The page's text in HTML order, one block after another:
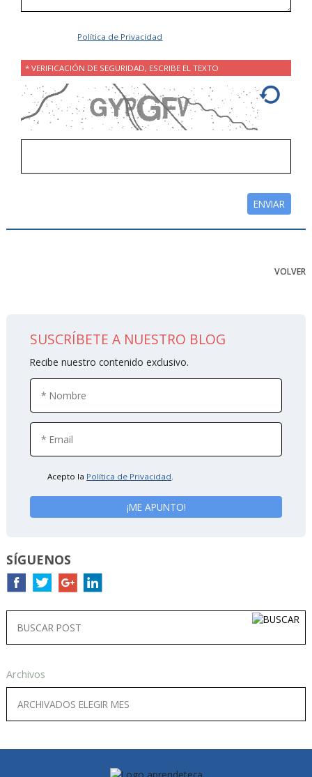
Política de Privacidad
* VERIFICACIÓN DE SEGURIDAD, ESCRIBE EL TEXTO
VOLVER
SUSCRÍBETE A NUESTRO BLOG
Recibe nuestro contenido exclusivo.
Acepto la Política de Privacidad
SÍGUENOS
Archivos